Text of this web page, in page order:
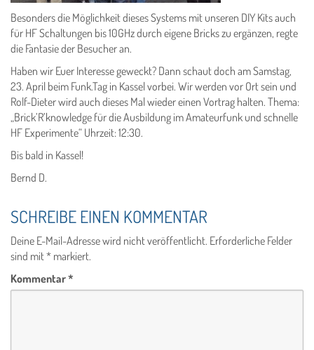
Besonders die Möglichkeit dieses Systems mit unseren DIY Kits auch
für HF Schaltungen bis 10GHz durch eigene Bricks zu ergänzen, regte
die Fantasie der Besucher an.
Haben wir Euer Interesse geweckt? Dann schaut doch am Samstag,
23. April beim Funk.Tag in Kassel vorbei. Wir werden vor Ort sein und
Rolf-Dieter wird auch dieses Mal wieder einen Vortrag halten. Thema:
„Brick’R’knowledge für die Ausbildung im Amateurfunk und schnelle
HF Experimente“ Uhrzeit: 12:30.
Bis bald in Kassel!
Bernd D.
SCHREIBE EINEN KOMMENTAR
Deine E-Mail-Adresse wird nicht veröffentlicht. Erforderliche Felder
sind mit* markiert.
Kommentar*